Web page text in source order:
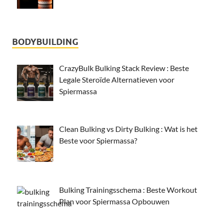
BODYBUILDING
CrazyBulk Bulking Stack Review : Beste
Legale Steroïde Alternatieven voor
Spiermassa
Clean Bulking vs Dirty Bulking : Wat is het
Beste voor Spiermassa?
Bulking Trainingsschema : Beste Workout
Plan voor Spiermassa Opbouwen